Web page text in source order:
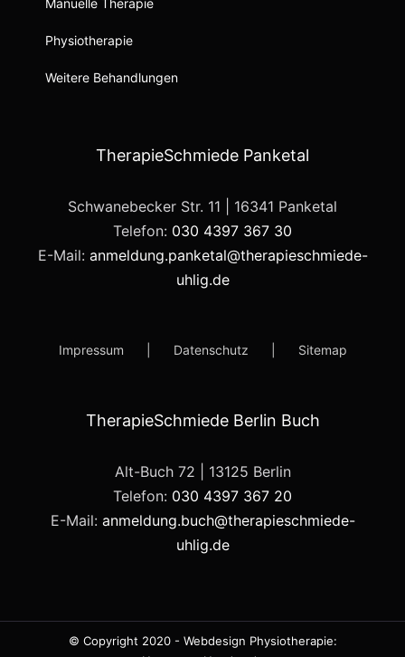
Manuelle Therapie
Physiotherapie
Weitere Behandlungen
TherapieSchmiede Panketal
Schwanebecker Str. 11 | 16341 Panketal
Telefon: 030 4397 367 30
E-Mail: anmeldung.panketal@therapieschmiede-
uhlig.de
Impressum Datenschutz Sitemap
TherapieSchmiede Berlin Buch
Alt-Buch 72 | 13125 Berlin
Telefon: 030 4397 367 20
E-Mail: anmeldung.buch@therapieschmiede-
uhlig.de
© Copyright 2020 - Webdesign Physiotherapie: